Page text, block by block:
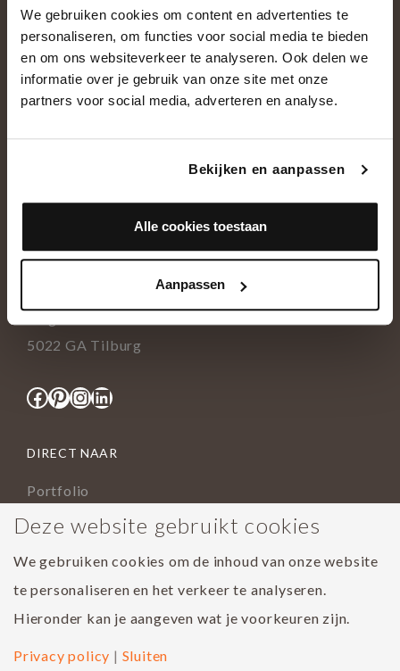
We gebruiken cookies om content en advertenties te
personaliseren, om functies voor social media te bieden
en om ons websiteverkeer te analyseren. Ook delen we
informatie over je gebruik van onze site met onze
partners voor social media, adverteren en analyse.
Bekijken en aanpassen
Alle cookies toestaan
Aanpassen
OVER ONS
NEEM CONTACT OP
+31(0)13 5362828
5022 GA Tilburg
Facebook
Pinterest
Instagram
LinkedIn
DIRECT NAAR
Portfolio
Assortiment
Houtsoorten
Populairste project 2023
Deze website gebruikt cookies
We gebruiken cookies om de inhoud van onze website
te personaliseren en het verkeer te analyseren.
Hieronder kan je aangeven wat je voorkeuren zijn.
Privacy policy | Sluiten